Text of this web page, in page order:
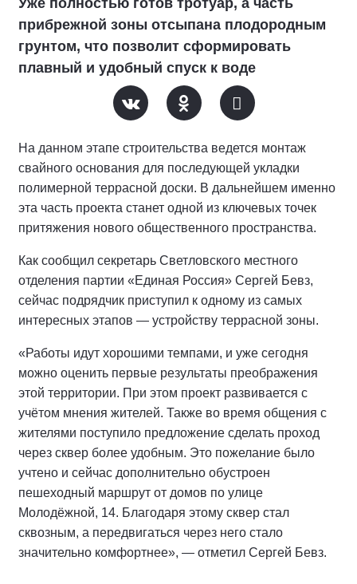
Уже полностью готов тротуар, а часть
прибрежной зоны отсыпана плодородным
грунтом, что позволит сформировать
плавный и удобный спуск к воде
На данном этапе строительства ведется монтаж
свайного основания для последующей укладки
полимерной террасной доски. В дальнейшем именно
эта часть проекта станет одной из ключевых точек
притяжения нового общественного пространства.
Как сообщил секретарь Светловского местного
отделения партии «Единая Россия» Сергей Бевз,
сейчас подрядчик приступил к одному из самых
интересных этапов — устройству террасной зоны.
«Работы идут хорошими темпами, и уже сегодня
можно оценить первые результаты преображения
этой территории. При этом проект развивается с
учётом мнения жителей. Также во время общения с
жителями поступило предложение сделать проход
через сквер более удобным. Это пожелание было
учтено и сейчас дополнительно обустроен
пешеходный маршрут от домов по улице
Молодёжной, 14. Благодаря этому сквер стал
сквозным, а передвигаться через него стало
значительно комфортнее», — отметил Сергей Бевз.